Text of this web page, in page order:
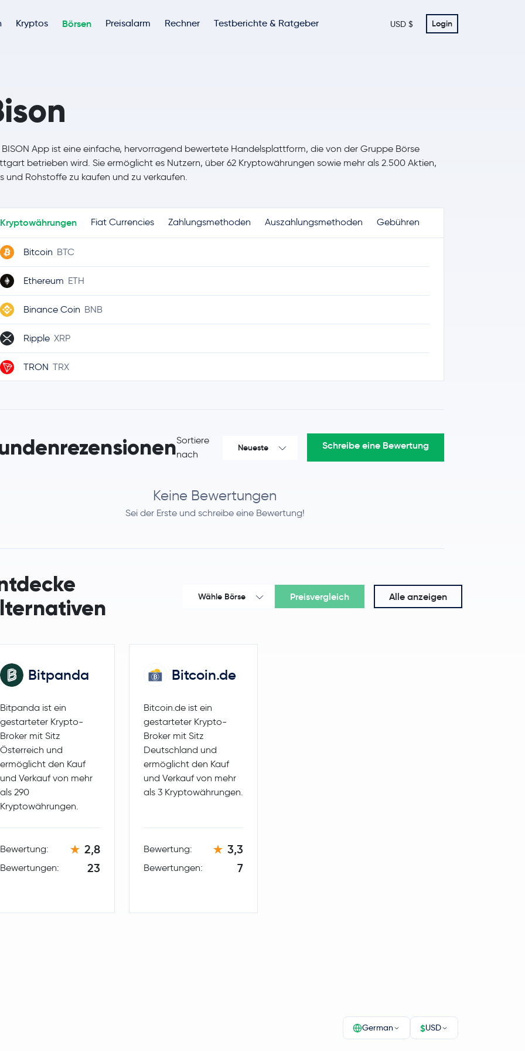
Kryptos Börsen Preisalarm Rechner Testberichte & Ratgeber USD $ Login
BISON App ist eine einfache, hervorragend bewertete Handelsplattform, die von der Gruppe Börse
betrieben wird. Sie ermöglicht es Nutzern, über 62 Kryptowährungen sowie mehr als 2.500 Aktien,
und Rohstoffe zu kaufen und zu verkaufen.
Kryptowährungen Fiat Currencies Zahlungsmethoden Auszahlungsmethoden Gebühren
Bitcoin BTC
Ethereum ETH
Binance Coin BNB
Ripple XRP
TRON TRX
Chainlink LINK
DOT
UniswapUNI
NEAR Protocol
AaveAAVE
Pepe PEPE
Cosmos
TezosXTZ
Polygon MATIC
SolanaSOL
Sortiere
nach
Neueste Schreibe eine Bewertung
Keine Bewertungen
Sei der Erste und schreibe eine Bewertung!
Wähle Börse Preisvergleich Alle anzeigen
Bitpanda
Bitpanda ist ein
gestarteter Krypto-
Broker mit Sitz
Österreich und
ermöglicht den Kauf
und Verkauf von mehr
als 290
Kryptowährungen.
Bewertung: 2,8
Bewertungen: 23
Bitcoin.de
Bitcoin.de ist ein
gestarteter Krypto-
Broker mit Sitz
Deutschland und
ermöglicht den Kauf
und Verkauf von mehr
als 3 Kryptowährungen.
Bewertung: 3,3
Bewertungen: 7
German $USD